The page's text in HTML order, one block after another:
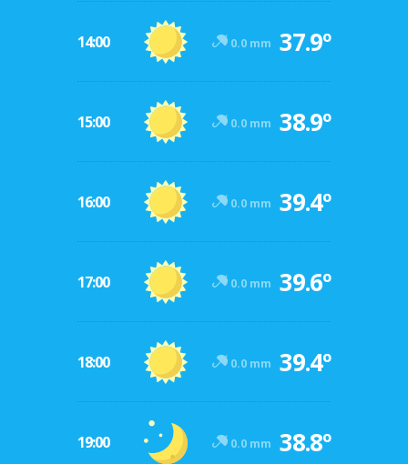
14:00 0.0 mm 37.9º
15:00 0.0 mm 38.9º
16:00 0.0 mm 39.4º
17:00 0.0 mm 39.6º
18:00 0.0 mm 39.4º
19:00 0.0 mm 38.8º